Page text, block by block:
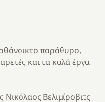
παράθυρο,
και τα καλά έργα
Νικόλαος Βελιμίροβιτς